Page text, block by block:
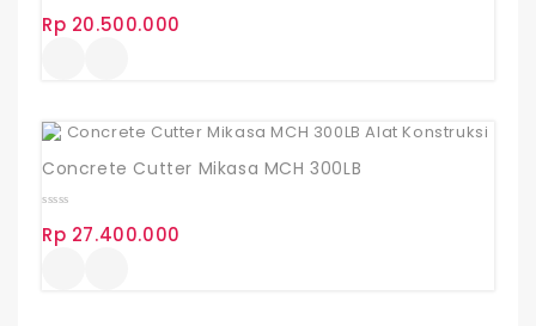
out
of
Rp 20.500.000
Concrete Cutter Mikasa MCH 300LB
out
of
Rp 27.400.000